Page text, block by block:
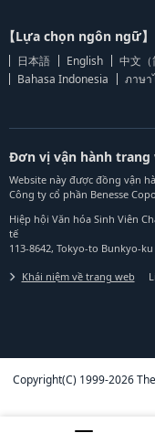
【Lựa chọn ngôn ngữ】
日本語 English 中文（
Bahasa Indonesia
ภาษา
Đơn vị vận hành trang
Website này được đồng vận
Công ty cổ phần Benesse
Hiệp hội Văn hóa Sinh Viên
tế
113-8642, Tokyo-to Bunkyo-
Khái niệm về trang web
Copyright(C) 1999-2026